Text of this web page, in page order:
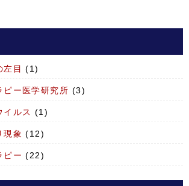
左目 (1)
ピー医学研究所 (3)
イルス (1)
現象 (12)
ピー (22)